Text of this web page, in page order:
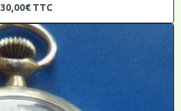
30,00€ TTC